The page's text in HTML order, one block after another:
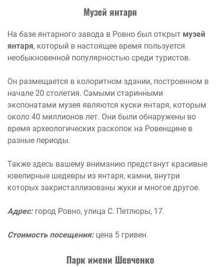
Музей янтаря
На базе янтарного завода в Ровно был открыт музей
янтаря, который в настоящее время пользуется
необыкновенной популярностью среди туристов.
Он размещается в колоритном здании, построенном в
начале 20 столетия. Самыми старинными
экспонатами музея являются куски янтаря, которым
около 40 миллионов лет. Они были обнаружены во
время археологических раскопок на Ровенщине в
разные периоды.
Также здесь вашему вниманию предстанут красивые
ювелирные шедевры из янтаря, камни, внутри
которых закристаллизованы жуки и многое другое.
Адрес:город Ровно, улица С. Петлюры, 17.
Стоимость посещения: цена 5 гривен.
Парк имени Шевченко